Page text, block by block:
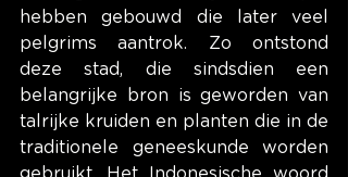
hebben gebouwd die later veel
pelgrims aantrok. Zo ontstond
deze stad, die sindsdien een
belangrijke bron is geworden van
talrijke kruiden en planten die in de
traditionele geneeskunde worden